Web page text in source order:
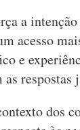
a
acesso
e
dos